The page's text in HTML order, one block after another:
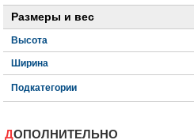
Размеры и вес
Высота
Ширина
Подкатегории
ДОПОЛНИТЕЛЬНО